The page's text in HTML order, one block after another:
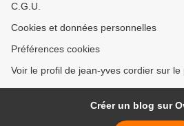
C.G.U.
Cookies et données personnelles
Préférences cookies
Voir le profil de jean-yves cordier sur le
Créer un blog sur